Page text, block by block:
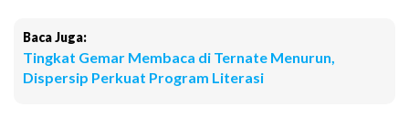
Baca Juga:
Tingkat Gemar Membaca di Ternate Menurun,
Dispersip Perkuat Program Literasi